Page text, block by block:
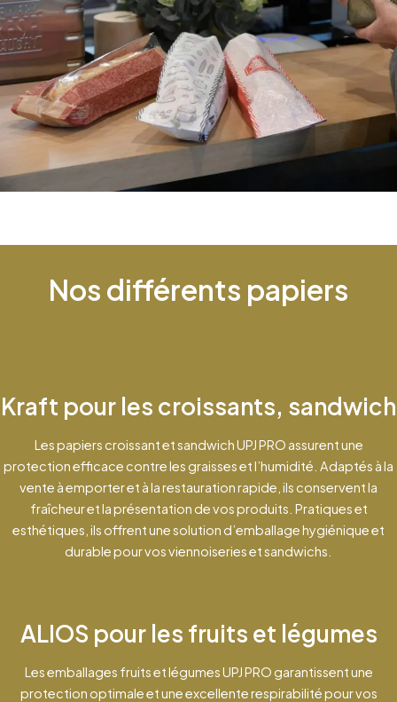
Nos différents papiers
Kraft pour les croissants, sandwich
Les papiers croissant et sandwich UPJ PRO assurent une
protection efficace contre les graisses et l’humidité. Adaptés à la
vente à emporter et à la restauration rapide, ils conservent la
fraîcheur et la présentation de vos produits. Pratiques et
esthétiques, ils offrent une solution d’emballage hygiénique et
durable pour vos viennoiseries et sandwichs.
ALIOS pour les fruits et légumes
Les emballages fruits et légumes UPJ PRO garantissent une
protection optimale et une excellente respirabilité pour vos